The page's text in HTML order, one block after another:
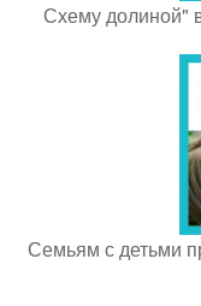
Схему долиной"
Семьям с детьми